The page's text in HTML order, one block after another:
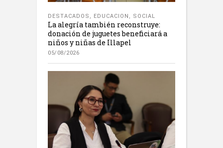
DESTACADOS , EDUCACION , SOCIAL
La alegría también reconstruye:
donación de juguetes beneficiará a
niños y niñas de Illapel
05/08/2026